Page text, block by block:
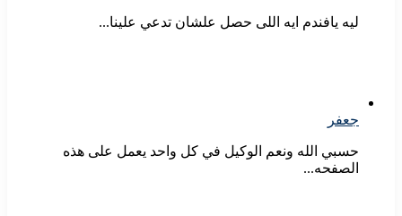
ليه يافندم ايه اللى حصل علشان تدعي علينا...
جعفر
حسبي الله ونعم الوكيل في كل واحد يعمل على هذه
الصفحه...